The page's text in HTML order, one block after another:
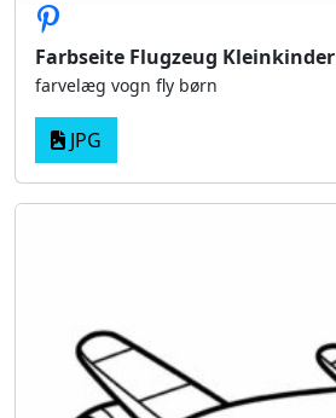
Farbseite Flugzeug Kleinkinder
farvelæg vogn fly børn
JPG